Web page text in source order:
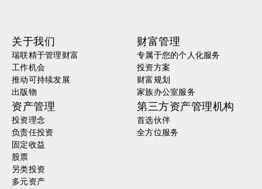
关于我们
瑞联精于管理财富
工作机会
推动可持续发展
出版物
财富管理
专属于您的个人化服务
投资方案
财富规划
家族办公室服务
资产管理
投资理念
负责任投资
固定收益
股票
另类投资
多元资产
第三方资产管理机构
首选伙伴
全方位服务